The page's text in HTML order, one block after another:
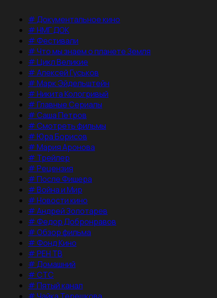
#Документальное кино
#НМГ ДОК
#Фестивали
#Что мы знаем о планете Земля
#Цикл Великие
#Алексей Гуськов
#Марк Эйдельштейн
#Никита Кологривый
#Главные Сериалы
#Саша Петров
#Смотреть фильмы
#Юра Борисов
#Мария Аронова
# Трейлер
#Рецензия
#После Фишера
#Война и Мир
#Новости кино
#Андрей Золотарев
#Федор Добронравов
#Обзор фильма
#Фонд Кино
#РЕН ТВ
#Домашний
#СТС
#Пятый канал